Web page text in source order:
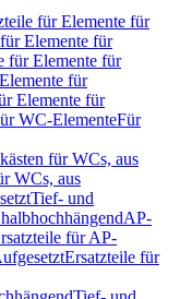
für Elemente für
Elemente für
für Elemente für
für
Elemente für
WC-ElementeFür
für WCs, aus
WCs, aus
Tief- und
AP-
für AP-
Ersatzteile für